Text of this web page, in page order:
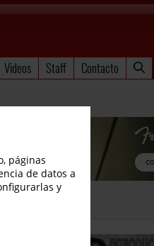
Videos Staff Contacto
páginas
de datos a
y